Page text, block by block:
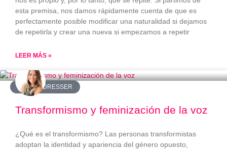
esta premisa, nos damos rápidamente cuenta de que es
perfectamente posible modificar una naturalidad si dejamos
de repetirla y crear una nueva si empezamos a repetir
LEER MÁS »
#CROSSDRESSER
Transformismo y feminización de la voz
¿Qué es el transformismo? Las personas transformistas
adoptan la identidad y apariencia del género opuesto,